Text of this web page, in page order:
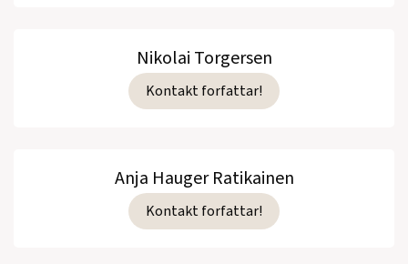
Nikolai Torgersen
Kontakt forfattar!
Anja Hauger Ratikainen
Kontakt forfattar!